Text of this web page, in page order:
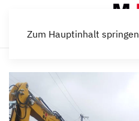
Zum Hauptinhalt springen